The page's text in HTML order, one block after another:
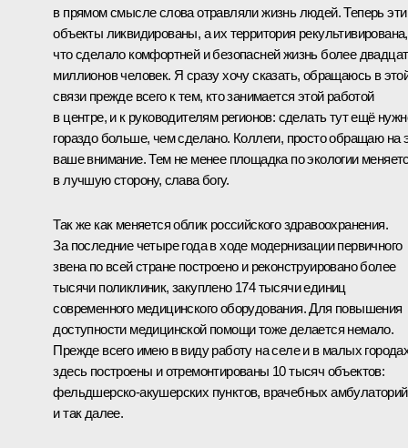
в прямом смысле слова отравляли жизнь людей. Теперь эти
объекты ликвидированы, а их территория рекультивирована,
что сделало комфортней и безопасней жизнь более
миллионов человек. Я сразу хочу сказать, обращаюсь в
связи прежде всего к тем, кто занимается этой работой
в центре, и к руководителям регионов: сделать тут ещё
гораздо больше, чем сделано. Коллеги, просто обращаю на
ваше внимание. Тем не менее площадка по экологии
в лучшую сторону, слава богу.
Так же как меняется облик российского здравоохранения.
За последние четыре года в ходе модернизации первичного
звена по всей стране построено и реконструировано более
тысячи поликлиник, закуплено 174 тысячи единиц
современного медицинского оборудования. Для повышения
доступности медицинской помощи тоже делается немало.
Прежде всего имею в виду работу на селе и в малых
здесь построены и отремонтированы 10 тысяч объектов:
фельдшерско-акушерских пунктов, врачебных амбулаторий
и так далее.